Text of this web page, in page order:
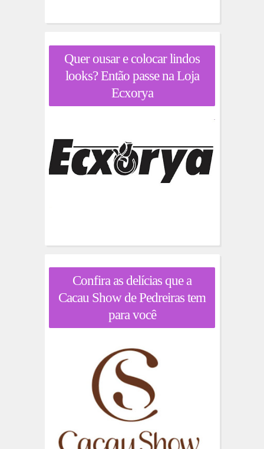
Quer ousar e colocar lindos
looks? Então passe na Loja
Ecxorya
Confira as delícias que a
Cacau Show de Pedreiras tem
para você